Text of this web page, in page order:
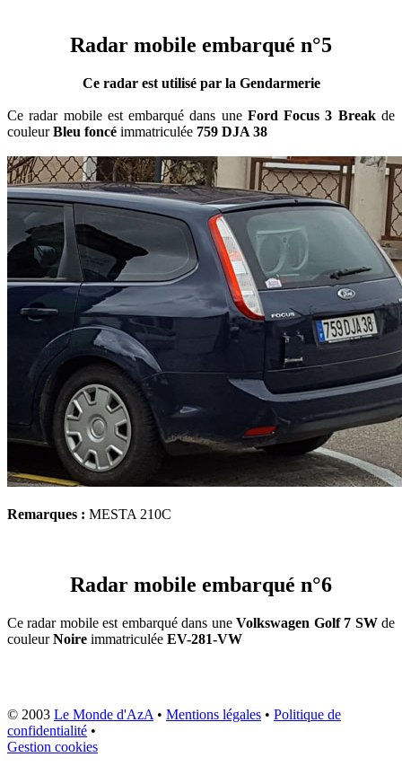
Radar mobile embarqué n°5
Ce radar est utilisé par la Gendarmerie
Ce radar mobile est embarqué dans une Ford Focus 3 Breakde
couleurBleu foncé immatriculée 759 DJA 38
Remarques : MESTA 210C
Radar mobile embarqué n°6
Ce radar mobile est embarqué dans uneVolkswagen Golf 7 SWde
couleurNoire immatriculée EV-281-VW
© 2003 Le Monde d'AzA • Mentions légales • Politique de
confidentialité •
Gestion cookies